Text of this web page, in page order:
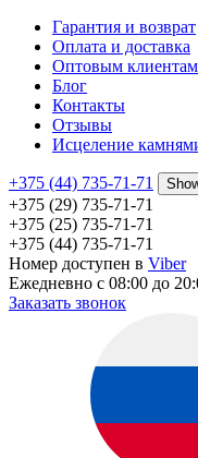
Гарантия и возврат
Оплата и доставка
Оптовым клиентам
Блог
Контакты
Отзывы
Исцеление
+375 (44) 735-71-71
+375 (29) 735-71-71
+375 (25) 735-71-71
+375 (44) 735-71-71
Номер доступен в Viber
Ежедневно с 08:00 до
Заказать звонок